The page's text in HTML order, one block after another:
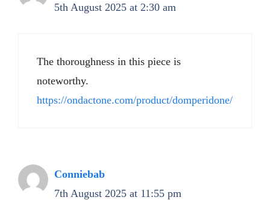
5th August 2025 at 2:30 am
The thoroughness in this piece is
noteworthy.
https://ondactone.com/product/domperidone/
Conniebab
7th August 2025 at 11:55 pm